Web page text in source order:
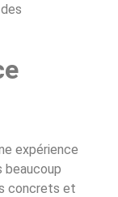
expérience
beaucoup
concrets et